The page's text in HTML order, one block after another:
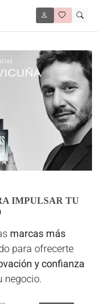
IMPULSAR TU
marcas más
para ofrecerte
y confianza
negocio.